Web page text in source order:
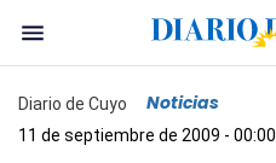
Diario de Cuyo Noticias
11 de septiembre de 2009 - 00:00